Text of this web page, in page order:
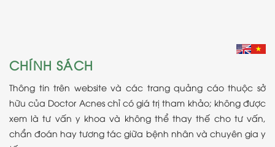
CHÍNH SÁCH
Thông tin trên website và các trang quảng cáo thuộc sở
hữu của Doctor Acnes chỉ có giá trị tham khảo; không được
xem là tư vấn y khoa và không thể thay thế cho tư vấn,
chẩn đoán hay tương tác giữa bệnh nhân và chuyên gia y